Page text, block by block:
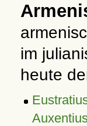
im
heute